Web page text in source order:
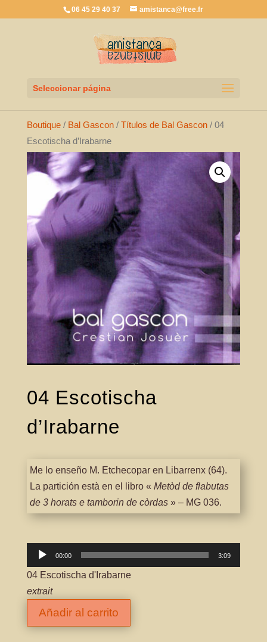
06 45 29 40 37 amistanca@free.fr
Seleccionar página
Boutique/ Bal Gascon/ Títulos de Bal Gascon/ 04
Escotischa d’Irabarne
04 Escotischa
d’Irabarne
Me lo enseño M. Etchecopar en Libarrenx (64).
La partición està en el libro « Metòd de flabutas
de 3 horats e tamborin de còrdas» – MG 036.
Reproductor
de
00:00 3:09
04 Escotischa d'Irabarne
extrait
Añadir al carrito